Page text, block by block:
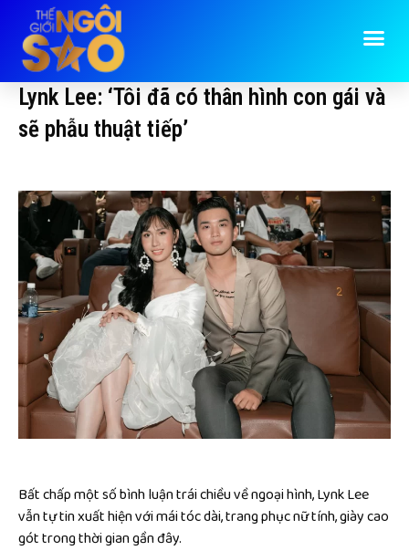
Lynk Lee: ‘Tôi đã có thân hình con gái và
sẽ phẫu thuật tiếp’
Bất chấp một số bình luận trái chiều về ngoại hình, Lynk Lee
vẫn tự tin xuất hiện với mái tóc dài, trang phục nữ tính, giày cao
gót trong thời gian gần đây.